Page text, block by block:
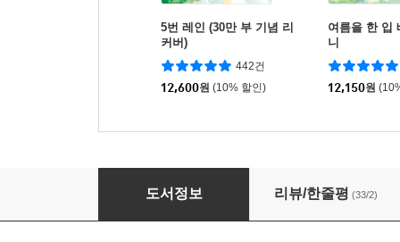
5번 레인 (30만 부 기념 리
커버)
442건
12,600원 (10% 할인)
여름을 한 입
니
12,150원
마이 가디언 5 : 단단한 마음
도서정보 리뷰/한줄평 (33/2)